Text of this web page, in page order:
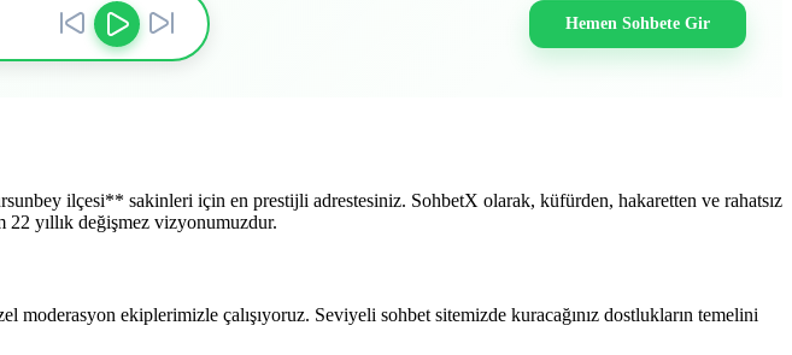
Hemen Sohbete Gir
ilçesi** sakinleri için en prestijli adrestesiniz. SohbetX olarak, küfürden, hakaretten ve rahatsız
yıllık değişmez vizyonumuzdur.
ekiplerimizle çalışıyoruz. Seviyeli sohbet sitemizde kuracağınız dostlukların temelini